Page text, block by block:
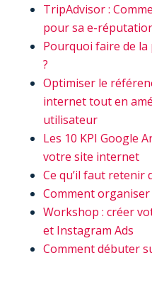
TripAdvisor :
pour sa e-
Pourquoi faire de la
?
Optimiser le
internet tout en
utilisateur
Les 10 KPI Google
votre site internet
Ce qu’il faut retenir
Comment
Workshop : créer
et Instagram Ads
Comment débuter